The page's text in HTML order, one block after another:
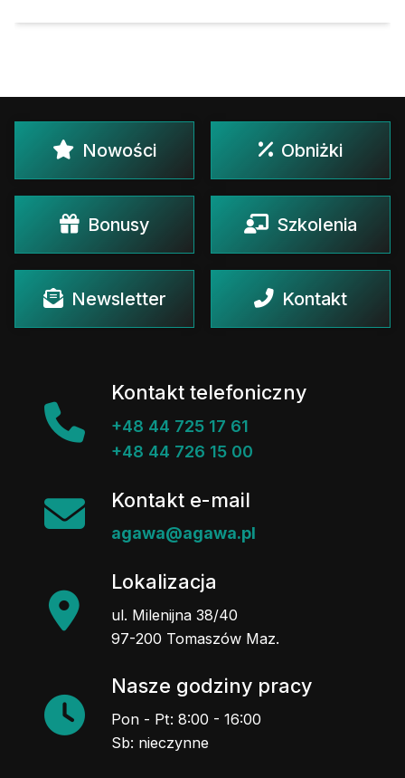
Nowości Obniżki
Bonusy Szkolenia
Newsletter Kontakt
Kontakt telefoniczny
+48 44 725 17 61
+48 44 726 15 00
Kontakt e-mail
agawa@agawa.pl
Lokalizacja
ul. Milenijna 38/40
97-200 Tomaszów Maz.
Nasze godziny pracy
Pon - Pt: 8:00 - 16:00
Sb: nieczynne